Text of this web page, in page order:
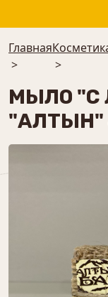
Главная
>
>
МЫЛО "С
"АЛТЫН"